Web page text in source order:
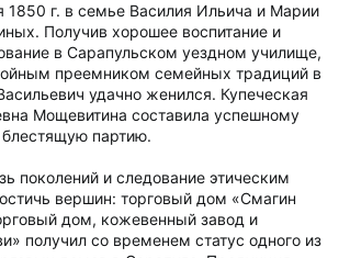
1850 г. в семье Василия Ильича и Марии
Получив хорошее воспитание и
в Сарапульском уездном училище,
преемником семейных традиций в
удачно женился. Купеческая
Мощевитина составила успешному
партию.
поколений и следование этическим
вершин: торговый дом «Смагин
дом, кожевенный завод и
получил со временем статус одного из